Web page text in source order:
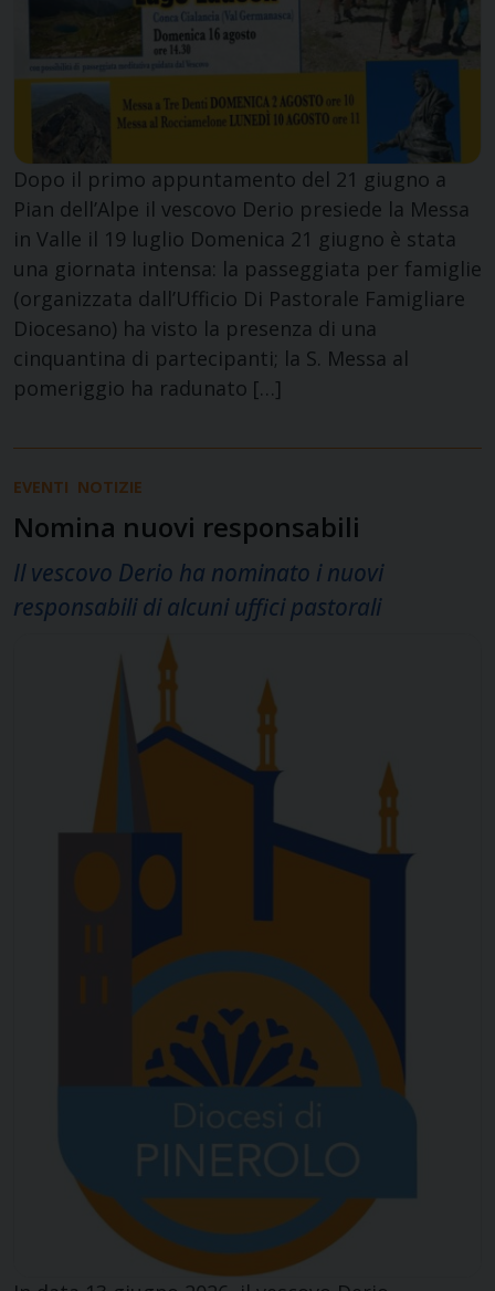
Dopo il primo appuntamento del 21 giugno a
Pian dell’Alpe il vescovo Derio presiede la Messa
in Valle il 19 luglio Domenica 21 giugno è stata
una giornata intensa: la passeggiata per famiglie
(organizzata dall’Ufficio Di Pastorale Famigliare
Diocesano) ha visto la presenza di una
cinquantina di partecipanti; la S. Messa al
pomeriggio ha radunato […]
EVENTI NOTIZIE
Nomina nuovi responsabili
Il vescovo Derio ha nominato i nuovi
responsabili di alcuni uffici pastorali